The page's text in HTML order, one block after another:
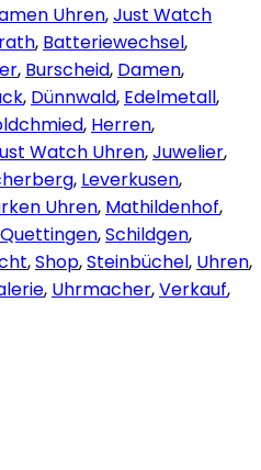
Uhren,Just Watch
, Batteriewechsel,
, Burscheid, Damen,
, Dünnwald, Edelmetall,
, Herren,
Watch Uhren,Juwelier,
, Leverkusen,
Uhren, Mathildenhof,
Quettingen,Schildgen,
,Shop,Steinbüchel, Uhren,
, Uhrmacher,Verkauf,